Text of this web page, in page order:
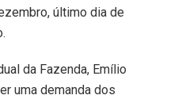
último dia de
da Fazenda, Emílio
uma demanda dos